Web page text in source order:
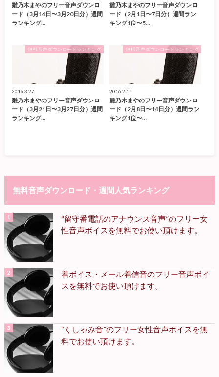
雛乃木まやのフリー音声ダウンロ
ード（3月14日〜3月20日分）週間
ランキング…
雛乃木まやのフリー音声ダウンロ
ード（2月1日〜7日分）週間ラン
キング1位〜5…
無料音声ダウンロードランキング
2016.3.27
雛乃木まやのフリー音声ダウンロ
ード（3月21日〜3月27日分）週間
ランキング…
無料音声ダウンロードランキング
2016.2.14
雛乃木まやのフリー音声ダウンロ
ード（2月8日〜14日分）週間ラン
キング1位〜…
無料音声ダウンロード・週間人気ランキング
“留守番電話のアナウンス音声”のフリー女
性音声ボイスを無料でお使い頂けます。
着ボイス・メール着信音のフリー音声ボイ
スを無料でお使い頂けます。
“くしゃみ音”のフリー女性音声ボイスを無
料でお使い頂けます。